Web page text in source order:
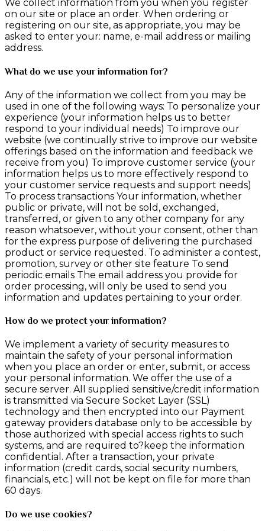
We collect information from you when you register
on our site or place an order. When ordering or
registering on our site, as appropriate, you may be
asked to enter your: name, e-mail address or mailing
address.
What do we use your information for?
Any of the information we collect from you may be
used in one of the following ways: To personalize your
experience (your information helps us to better
respond to your individual needs) To improve our
website (we continually strive to improve our website
offerings based on the information and feedback we
receive from you) To improve customer service (your
information helps us to more effectively respond to
your customer service requests and support needs)
To process transactions Your information, whether
public or private, will not be sold, exchanged,
transferred, or given to any other company for any
reason whatsoever, without your consent, other than
for the express purpose of delivering the purchased
product or service requested. To administer a contest,
promotion, survey or other site feature To send
periodic emails The email address you provide for
order processing, will only be used to send you
information and updates pertaining to your order.
How do we protect your information?
We implement a variety of security measures to
maintain the safety of your personal information
when you place an order or enter, submit, or access
your personal information. We offer the use of a
secure server. All supplied sensitive/credit information
is transmitted via Secure Socket Layer (SSL)
technology and then encrypted into our Payment
gateway providers database only to be accessible by
those authorized with special access rights to such
systems, and are required to?keep the information
confidential. After a transaction, your private
information (credit cards, social security numbers,
financials, etc.) will not be kept on file for more than
60 days.
Do we use cookies?